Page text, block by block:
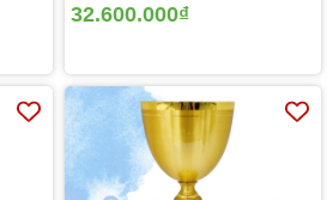
32.600.000₫